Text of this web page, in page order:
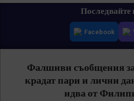
Последвайте
Facebook
Фалшиви съобщения
крадат пари и лични
идва от